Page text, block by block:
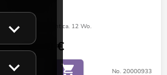
Bestand reicht ca. 12 Wo.
289,00 €
No. 20000933